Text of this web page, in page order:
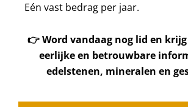
Eén vast bedrag per jaar.
👉Word vandaag nog lid en
eerlijke en betrouwbare
edelstenen, mineralen en